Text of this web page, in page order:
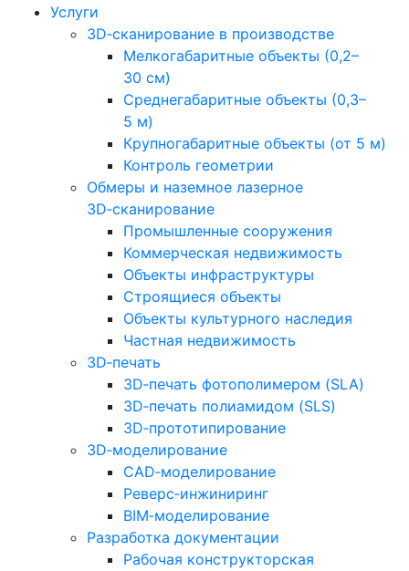
Услуги
3D‑сканирование в производстве
Мелкогабаритные объекты (0,2–
30 см)
Среднегабаритные объекты (0,3–
5 м)
Крупногабаритные объекты (от 5 м)
Контроль геометрии
Обмеры и наземное лазерное
3D‑сканирование
Промышленные сооружения
Коммерческая недвижимость
Объекты инфраструктуры
Строящиеся объекты
Объекты культурного наследия
Частная недвижимость
3D‑печать
3D‑печать фотополимером (SLA)
3D‑печать полиамидом (SLS)
3D‑прототипирование
3D‑моделирование
CAD‑моделирование
Реверс‑инжиниринг
BIM‑моделирование
Разработка документации
Рабочая конструкторская